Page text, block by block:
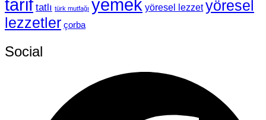
tarif tatlı türk mutfağı yemek yöresel lezzet yöresel
lezzetler çorba
Social